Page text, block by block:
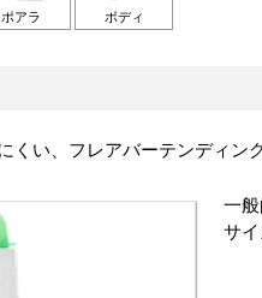
ポアラ ボディ
くい、フレアバーテンディン
一
サイ